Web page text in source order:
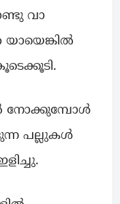
വാ
നോക്കുമ്പോൾ
പല്ലുകൾ